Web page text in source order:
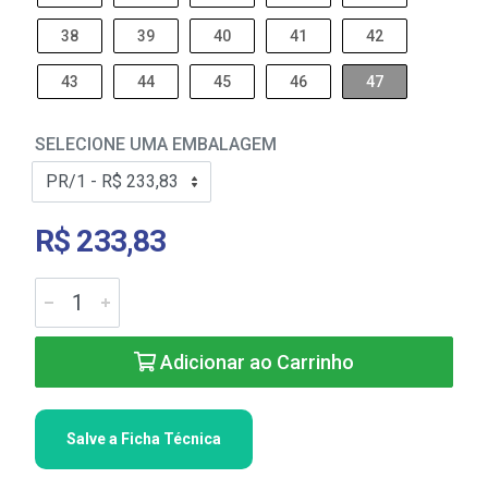
38 39 40 41 42
43 44 45 46 47
SELECIONE UMA EMBALAGEM
R$ 233,83
Adicionar ao Carrinho
Salve a Ficha Técnica